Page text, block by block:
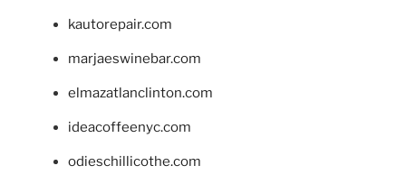
kautorepair.com
marjaeswinebar.com
elmazatlanclinton.com
ideacoffeenyc.com
odieschillicothe.com